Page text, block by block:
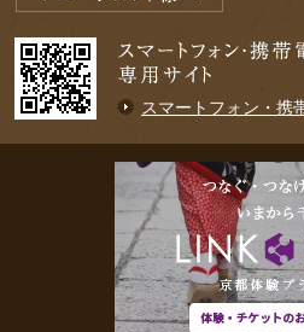
スマートフォン・携